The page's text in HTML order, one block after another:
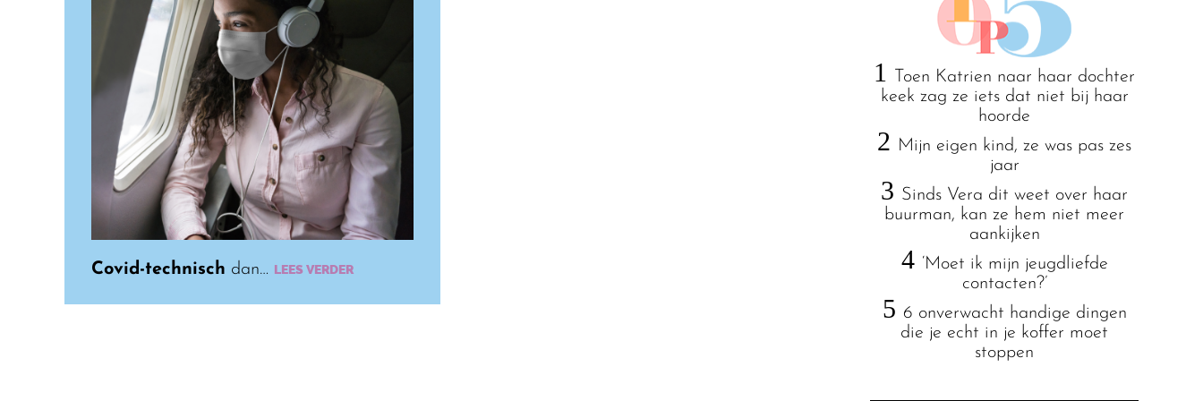
Covid-technisch dan… LEES VERDER
1
Toen Katrien naar haar dochter
keek zag ze iets dat niet bij haar
hoorde
2 Mijn eigen kind, ze was pas zes
jaar
3 Sinds Vera dit weet over haar
buurman, kan ze hem niet meer
aankijken
4 ‘Moet ik mijn jeugdliefde
contacten?’
5 6 onverwacht handige dingen
die je echt in je koffer moet
stoppen